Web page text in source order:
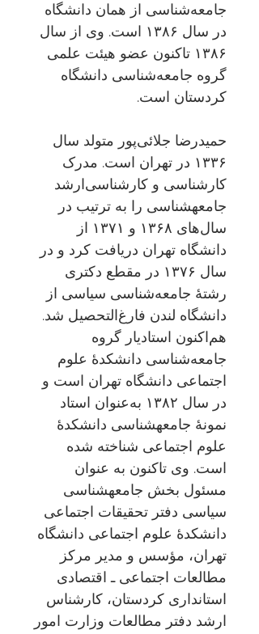
جامعه‌شناسی از همان دانشگاه
در سال ۱۳۸۶ است. وی از سال
۱۳۸۶ تاکنون عضو هیئت علمی
گروه جامعه‌شناسی دانشگاه
کردستان است.
حمیدرضا جلائی‌پور متولد سال
۱۳۳۶ در تهران است. مدرک
کارشناسی و کارشناسی‌ارشد
جامعه‏شناسی را به ترتیب در
سال‌های ۱۳۶۸ و ۱۳۷۱ از
دانشگاه تهران دریافت کرد و در
سال ۱۳۷۶ در مقطع دکتری
رشتهٔ جامعه‌شناسی سیاسی از
دانشگاه لندن فارغ‌التحصیل شد.
هم‌اکنون استادیار گروه
جامعه‌شناسی دانشکدهٔ علوم
اجتماعی دانشگاه تهران است و
در سال ۱۳۸۲ به‌عنوان استاد
نمونهٔ جامعه‏شناسی دانشكدهٔ
علوم اجتماعی شناخته شده
است. وی تاکنون به عنوان
مسئول بخش جامعه‏شناسی
سياسی دفتر تحقيقات اجتماعی
دانشكدهٔ علوم اجتماعی دانشگاه
تهران، مؤسس و مدير مركز
مطالعات اجتماعی ـ اقتصادی
استانداری كردستان، كارشناس
ارشد دفتر مطالعات وزارت امور